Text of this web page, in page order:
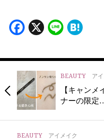
Facebook
X Line
BEAUTY ア
【キャンメ
ナーの限定
BEAUTY アイメイク